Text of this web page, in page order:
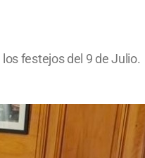
festejos del 9 de Julio.